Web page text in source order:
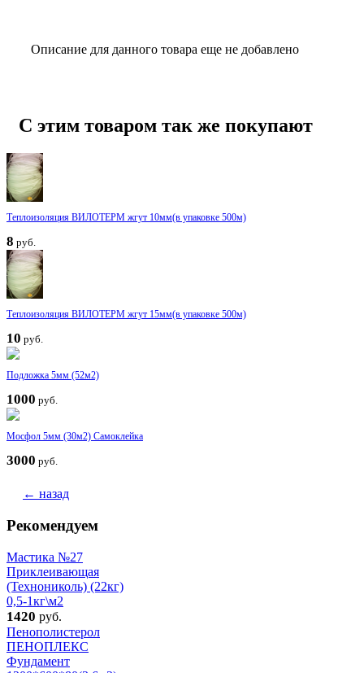
Описание для данного товара еще не добавлено
С этим товаром так же покупают
Теплоизоляция ВИЛОТЕРМ жгут 10мм(в упаковке 500м)
8 руб.
Теплоизоляция ВИЛОТЕРМ жгут 15мм(в упаковке 500м)
10 руб.
Подложка 5мм (52м2)
1000 руб.
Мосфол 5мм (30м2) Самоклейка
3000 руб.
← назад
Рекомендуем
Мастика №27
Приклеивающая
(Технониколь) (22кг)
0,5-1кг\м2
1420 руб.
Пенополистерол
ПЕНОПЛЕКС
Фундамент